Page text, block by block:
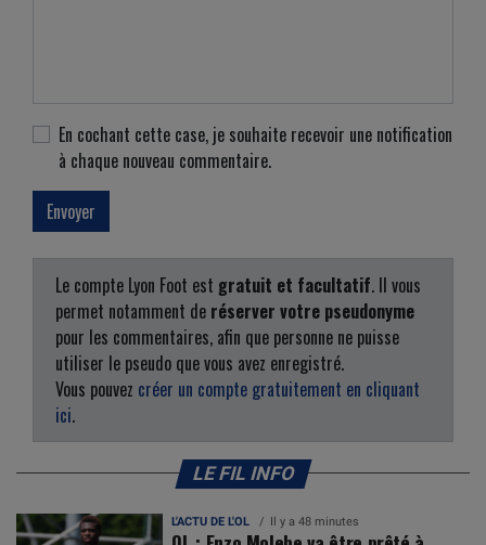
En cochant cette case, je souhaite recevoir une notification
à chaque nouveau commentaire.
Le compte Lyon Foot est gratuit et facultatif. Il vous
permet notamment de réserver votre pseudonyme
pour les commentaires, afin que personne ne puisse
utiliser le pseudo que vous avez enregistré.
Vous pouvez créer un compte gratuitement en cliquant
ici.
LE FIL INFO
L'ACTU DE L'OL Il y a 48 minutes